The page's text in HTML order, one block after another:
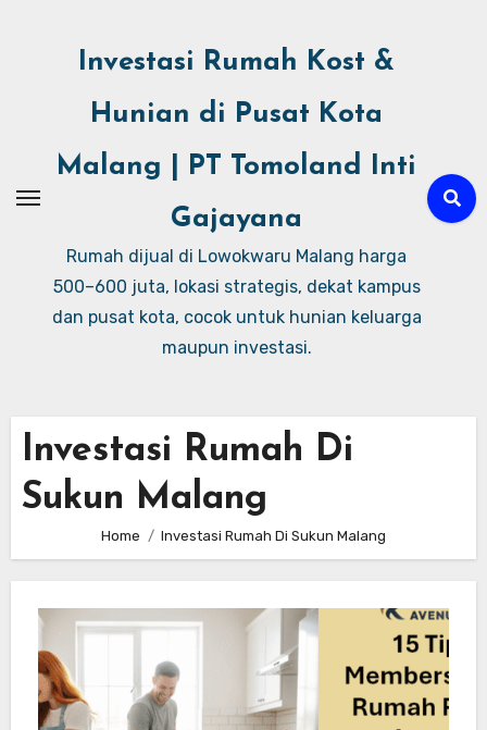
Investasi Rumah Kost &
Hunian di Pusat Kota
Malang | PT Tomoland Inti
Gajayana
Rumah dijual di Lowokwaru Malang harga
500–600 juta, lokasi strategis, dekat kampus
dan pusat kota, cocok untuk hunian keluarga
maupun investasi.
Investasi Rumah Di
Sukun Malang
Home Investasi Rumah Di Sukun Malang